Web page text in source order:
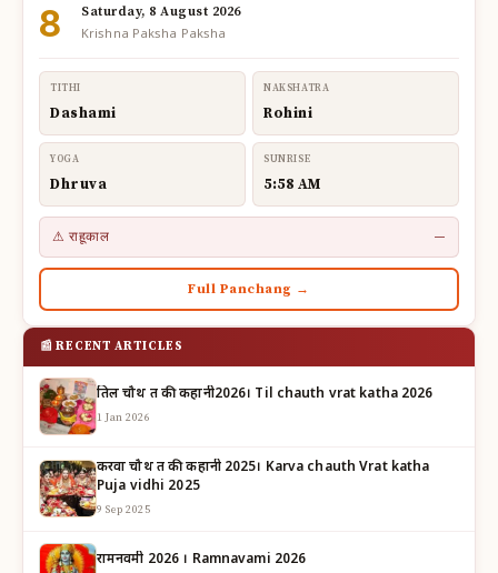
8 Saturday, 8 August 2026
Krishna Paksha Paksha
TITHI
Dashami
NAKSHATRA
Rohini
YOGA
Dhruva
SUNRISE
5:58 AM
⚠ राहूकाल —
Full Panchang →
📰 RECENT ARTICLES
तिल चौथ व्रत की कहानी2026। Til chauth vrat katha 2026
1 Jan 2026
करवा चौथ व्रत की कहानी 2025। Karva chauth Vrat katha
Puja vidhi 2025
9 Sep 2025
रामनवमी 2026 । Ramnavami 2026